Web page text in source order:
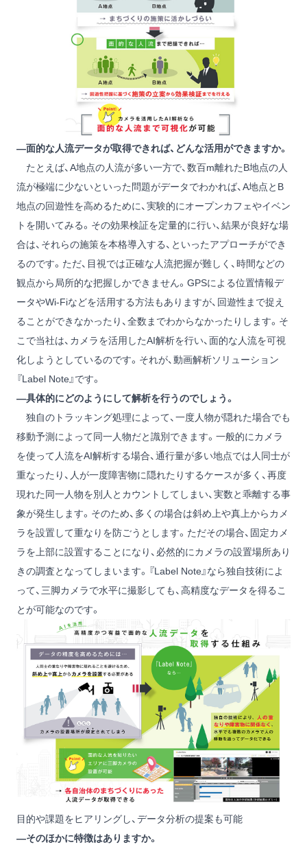
―面的な人流データが取得できれば、どんな活用ができますか。
たとえば、A地点の人流が多い一方で、数百m離れたB地点の人
流が極端に少ないといった問題がデータでわかれば、A地点とB
地点の回遊性を高めるために、実験的にオープンカフェやイベン
トを開いてみる。その効果検証を定量的に行い、結果が良好な場
合は、それらの施策を本格導入する、といったアプローチができ
るのです。ただ、目視では正確な人流把握が難しく、時間などの
観点から局所的な把握しかできません。GPSによる位置情報デ
ータやWi-Fiなどを活用する方法もありますが、回遊性まで捉え
ることができなかったり、全数までわからなかったりします。そ
こで当社は、カメラを活用したAI解析を行い、面的な人流を可視
化しようとしているのです。それが、動画解析ソリューション
『Label Note』です。
―具体的にどのようにして解析を行うのでしょう。
独自のトラッキング処理によって、一度人物が隠れた場合でも
移動予測によって同一人物だと識別できます。一般的にカメラ
を使って人流をAI解析する場合、通行量が多い地点では人同士が
重なったり、人が一度障害物に隠れたりするケースが多く、再度
現れた同一人物を別人とカウントしてしまい、実数と乖離する事
象が発生します。そのため、多くの場合は斜め上や真上からカメ
ラを設置して重なりを防ごうとします。ただその場合、固定カメ
ラを上部に設置することになり、必然的にカメラの設置場所あり
きの調査となってしまいます。『Label Note』なら独自技術によ
って、三脚カメラで水平に撮影しても、高精度なデータを得るこ
とが可能なのです。
目的や課題をヒアリングし、データ分析の提案も可能
―そのほかに特徴はありますか。